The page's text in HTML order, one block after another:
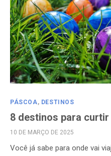
PÁSCOA, DESTINOS
8 destinos para
POSTED
10 DE MARÇO DE 2025
Você já sabe para onde vai